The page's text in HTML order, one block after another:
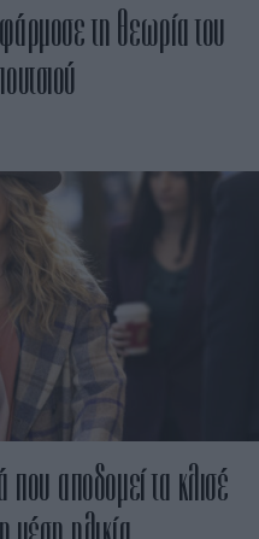
τη θεωρία του
αποδομεί τα κλισέ